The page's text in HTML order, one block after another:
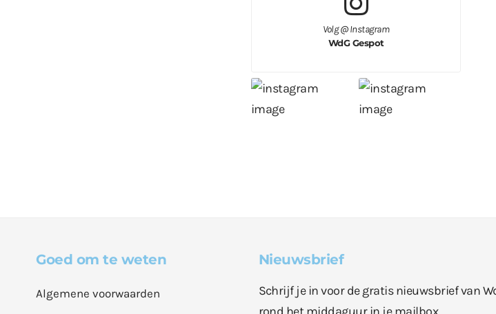
Volg @ Instagram
WdG Gespot
Goed om te weten
Algemene voorwaarden
Nieuwsbrief
Schrijf je in voor de gratis nieuwsbrief van